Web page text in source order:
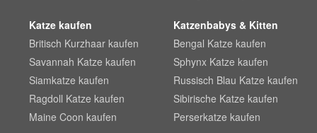
Katze kaufen
Britisch Kurzhaar kaufen
Savannah Katze kaufen
Siamkatze kaufen
Ragdoll Katze kaufen
Maine Coon kaufen
Katzenbabys & Kitten
Bengal Katze kaufen
Sphynx Katze kaufen
Russisch Blau Katze kaufen
Sibirische Katze kaufen
Perserkatze kaufen